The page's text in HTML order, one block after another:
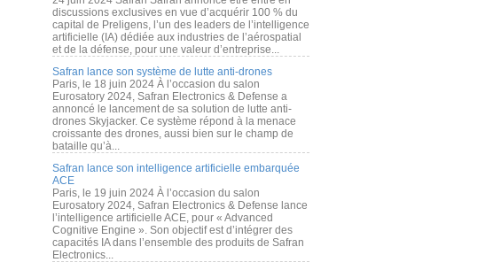
discussions exclusives en vue d’acquérir 100 % du
capital de Preligens, l’un des leaders de l’intelligence
artificielle (IA) dédiée aux industries de l’aérospatial
et de la défense, pour une valeur d’entreprise...
Safran lance son système de lutte anti-drones
Paris, le 18 juin 2024 À l’occasion du salon
Eurosatory 2024, Safran Electronics & Defense a
annoncé le lancement de sa solution de lutte anti-
drones Skyjacker. Ce système répond à la menace
croissante des drones, aussi bien sur le champ de
bataille qu’à...
Safran lance son intelligence artificielle embarquée
ACE
Paris, le 19 juin 2024 À l’occasion du salon
Eurosatory 2024, Safran Electronics & Defense lance
l’intelligence artificielle ACE, pour « Advanced
Cognitive Engine ». Son objectif est d’intégrer des
capacités IA dans l’ensemble des produits de Safran
Electronics...